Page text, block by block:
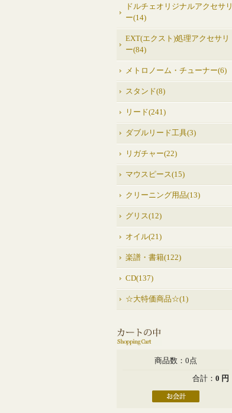
ドルチェオリジナルアクセサリ
ー(14)
EXT(エクスト)処理アクセサリ
ー(84)
メトロノーム・チューナー(6)
スタンド(8)
リード(241)
ダブルリード工具(3)
リガチャー(22)
マウスピース(15)
クリーニング用品(13)
グリス(12)
オイル(21)
楽譜・書籍(122)
CD(137)
☆大特価商品☆(1)
商品数：0点
合計： 0 円